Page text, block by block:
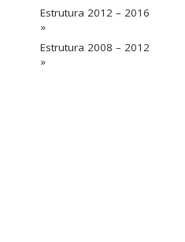
Estrutura 2012 – 2016
»
Estrutura 2008 – 2012
»